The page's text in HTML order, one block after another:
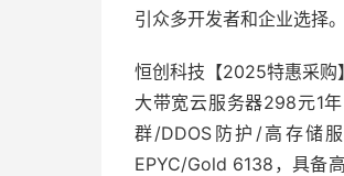
引众多开发者和企业选择。
恒创科技【2025特惠采
大带宽云服务器298元1
群/DDOS防护/高存储
EPYC/Gold 6138，具备